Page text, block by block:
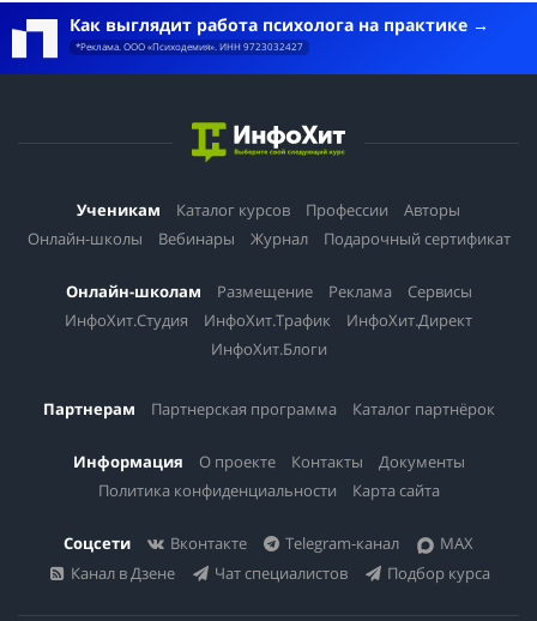
Как выглядит работа психолога на практике
*Реклама. ООО «Психодемия». ИНН 9723032427
Ученикам Каталог курсов Профессии
Авторы
Онлайн-школы
Вебинары Журнал Подарочный сертификат
Онлайн-школам Размещение Реклама
Сервисы
ИнфоХит.Студия
ИнфоХит.Трафик
ИнфоХит.Директ
ИнфоХит.Блоги
Партнерам Партнерская программа Каталог партнёрок
Информация О проекте Контакты
Документы
Политика конфиденциальности
Карта сайта
Соцсети Вконтакте Telegram-канал
MAX
Канал в Дзене
Чат специалистов Подбор курса